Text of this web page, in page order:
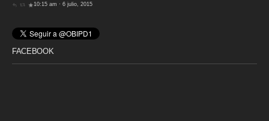
10:15 am · 6 julio, 2015
FACEBOOK